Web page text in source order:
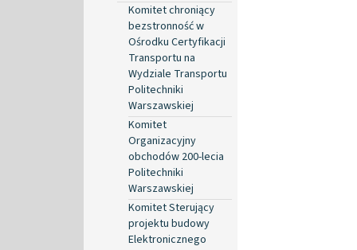
Komitet chroniący
bezstronność w
Ośrodku Certyfikacji
Transportu na
Wydziale Transportu
Politechniki
Warszawskiej
Komitet
Organizacyjny
obchodów 200-lecia
Politechniki
Warszawskiej
Komitet Sterujący
projektu budowy
Elektronicznego